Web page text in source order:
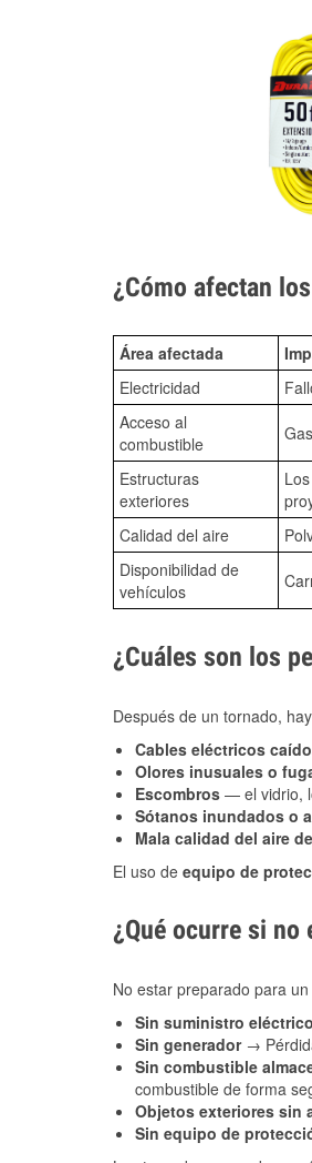
¿Cómo afectan
Área afectada
Electricidad
Acceso al
combustible
Estructuras
exteriores
Calidad del aire
Disponibilidad de
vehículos
¿Cuáles son los
Después de un tornado,
Cables eléctricos
Olores inusuales o
Escombros — el vidrio,
Sótanos inundados o
Mala calidad del aire
El uso de equipo de
¿Qué ocurre si no
No estar preparado para
Sin suministro
Sin generador →
Sin combustible
combustible de forma
Objetos exteriores sin
Sin equipo de